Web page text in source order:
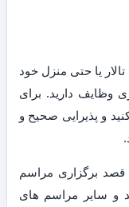
یا حتی منزل خود
وظایف دارید. برای
و پذیرایی صحیح و
قصد برگزاری مراسم
و سایر مراسم های